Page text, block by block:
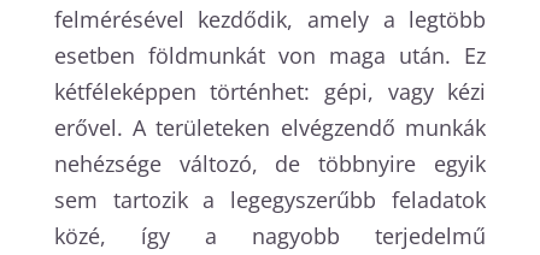
felmérésével kezdődik, amely a legtöbb
esetben földmunkát von maga után. Ez
kétféleképpen történhet: gépi, vagy kézi
erővel. A területeken elvégzendő munkák
nehézsége változó, de többnyire egyik
sem tartozik a legegyszerűbb feladatok
közé, így a nagyobb terjedelmű